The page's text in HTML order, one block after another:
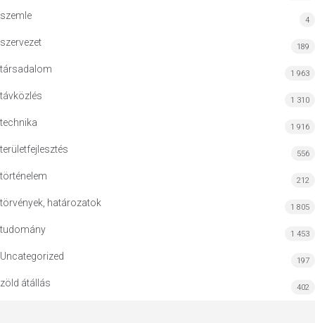
szemle 4
szervezet 189
társadalom 1 963
távközlés 1 310
technika 1 916
területfejlesztés 556
történelem 212
törvények, határozatok 1 805
tudomány 1 453
Uncategorized 197
zöld átállás 402